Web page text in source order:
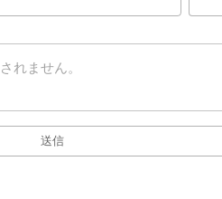
送信